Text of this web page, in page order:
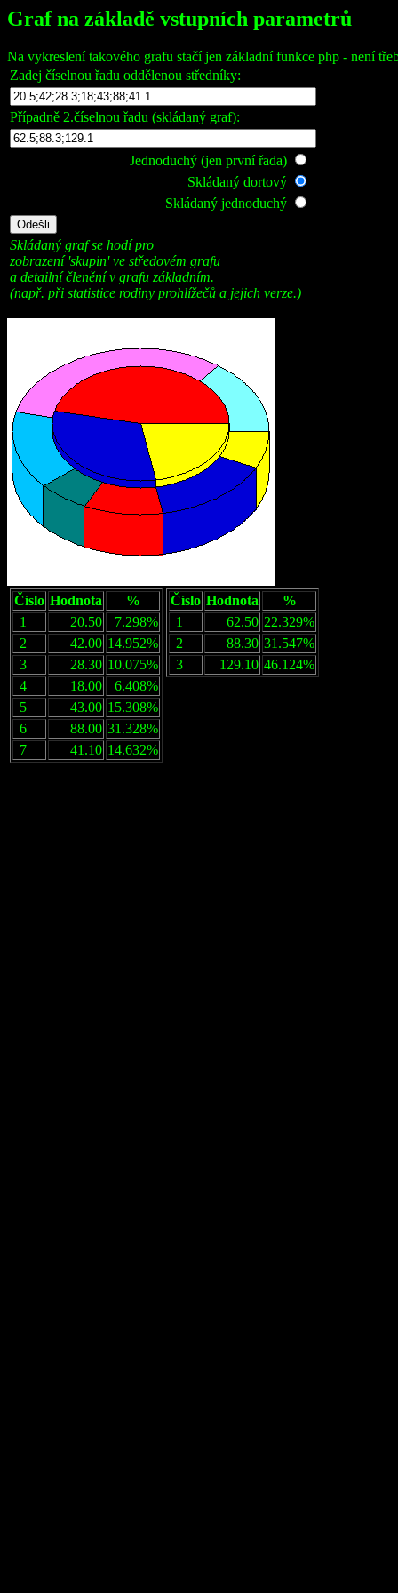
Graf na základě vstupních parametrů
Na vykreslení takového grafu stačí jen základní funkce php - není
Zadej číselnou řadu oddělenou středníky:
Případně 2.číselnou řadu (skládaný graf):
Jednoduchý (jen první řada)
Skládaný dortový
Skládaný jednoduchý
Skládaný graf se hodí pro
zobrazení 'skupin' ve středovém grafu
a detailní členění v grafu základním.
(např. při statistice rodiny prohlížečů a jejich verze.)
Číslo Hodnota
%
1
20.50
7.298%
2
42.00 14.952%
3
28.30 10.075%
4
18.00
6.408%
5
43.00 15.308%
6
88.00 31.328%
7
41.10 14.632%
Číslo Hodnota
%
1
62.50 22.329%
2
88.30 31.547%
3
129.10 46.124%